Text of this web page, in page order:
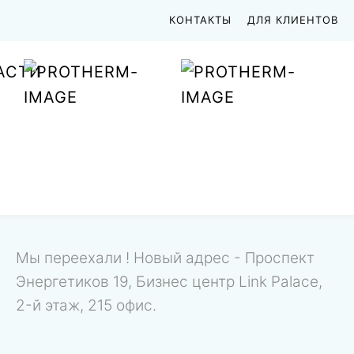
КОНТАКТЫ ДЛЯ КЛИЕНТОВ
Мы переехали ! Новый адрес - Проспект
Энергетиков 19, Бизнес центр Link Palace,
2-й этаж, 215 офис.